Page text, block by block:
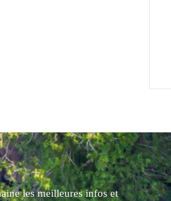
les meilleures infos et